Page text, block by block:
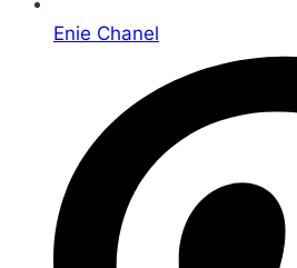
Enie Chanel